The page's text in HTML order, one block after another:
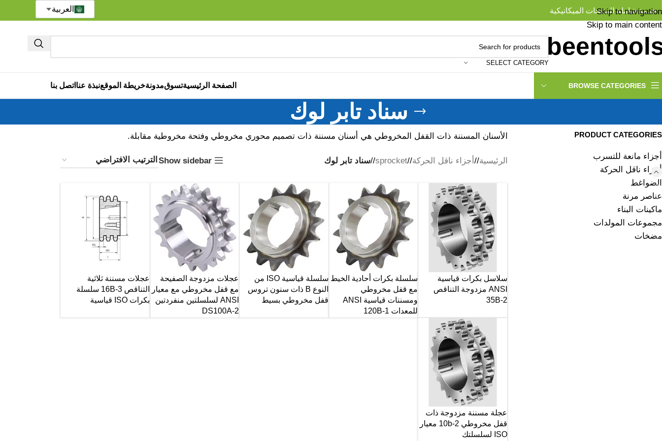
Skip to navigation
Skip to main content
خدمة شاملة للمنتجات الميكانيكية
SELECT CATEGORY
BROWSE CATEGORIES الصفحة الرئيسيةتسوقمدونةخريطة الموقعنبذة عنا اتصل بنا
العربية
سناد تابر لوك
PRODUCT CATEGORIES
أجزاء مانعة للتسرب
أجزاء ناقل الحركة
الضواغط
عناصر مرنة
ماكينات البناء
مجموعات المولدات
مضخات
الأسنان المسننة ذات القفل المخروطي هي أسنان مسننة ذات تصميم محوري مخروطي وفتحة مخروطية مقابلة.
الرئيسية/ أجزاء ناقل الحركة/
sprocket
/ سناد تابر لوك Show sidebar
سلاسل بكرات قياسية
ANSI مزدوجة التناقص
35B-2
سلسلة بكرات أحادية الخيط
مع قفل مخروطي
ومسننات قياسية ANSI
للمعدات 120B-1
سلسلة قياسية ISO من
النوع B ذات سنون تروس
قفل مخروطي بسيط
عجلات مزدوجة الصفيحة
مع قفل مخروطي مع معيار
ANSI لسلسلتين منفردتين
DS100A-2
عجلات مسننة ثلاثية
التناقص 16B-3 سلسلة
بكرات ISO قياسية
عجلة مسننة مزدوجة ذات
قفل مخروطي 10b-2 معيار
ISO لسلسلتك